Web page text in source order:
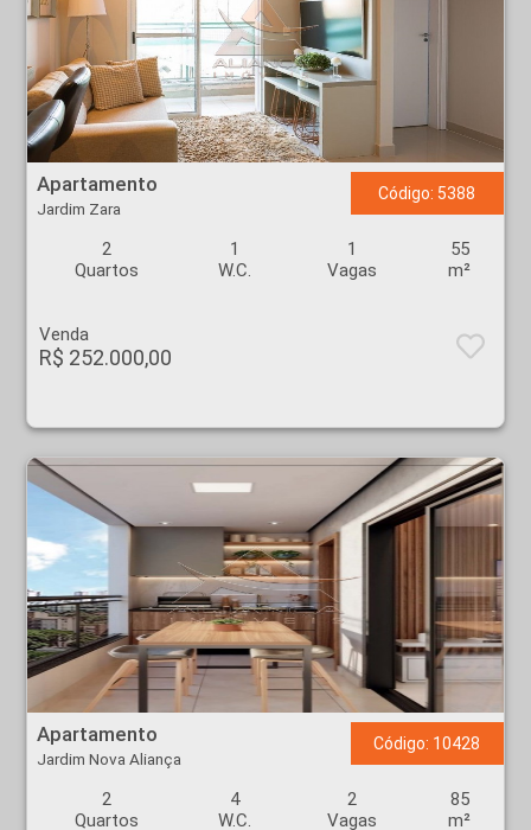
Apartamento - Jardim Zara - Ribeirão Preto
Apartamento
Jardim Zara
Código: 5388
2
Quartos
1
W.C.
1
Vagas
55
m²
Venda
R$ 252.000,00
Apartamento - Jardim Nova Aliança - Ribeirão Preto
Apartamento
Jardim Nova Aliança
Código: 10428
2
Quartos
4
W.C.
2
Vagas
85
m²